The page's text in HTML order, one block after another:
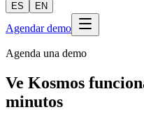
ES EN
Agendar demo
Agenda una demo
Ve Kosmos
minutos